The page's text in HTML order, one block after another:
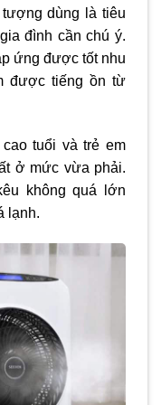
dùng là tiêu
đình cần chú ý.
ứng được tốt nhu
được tiếng ồn từ
tuổi và trẻ em
ở mức vừa phải.
không quá lớn
lạnh.